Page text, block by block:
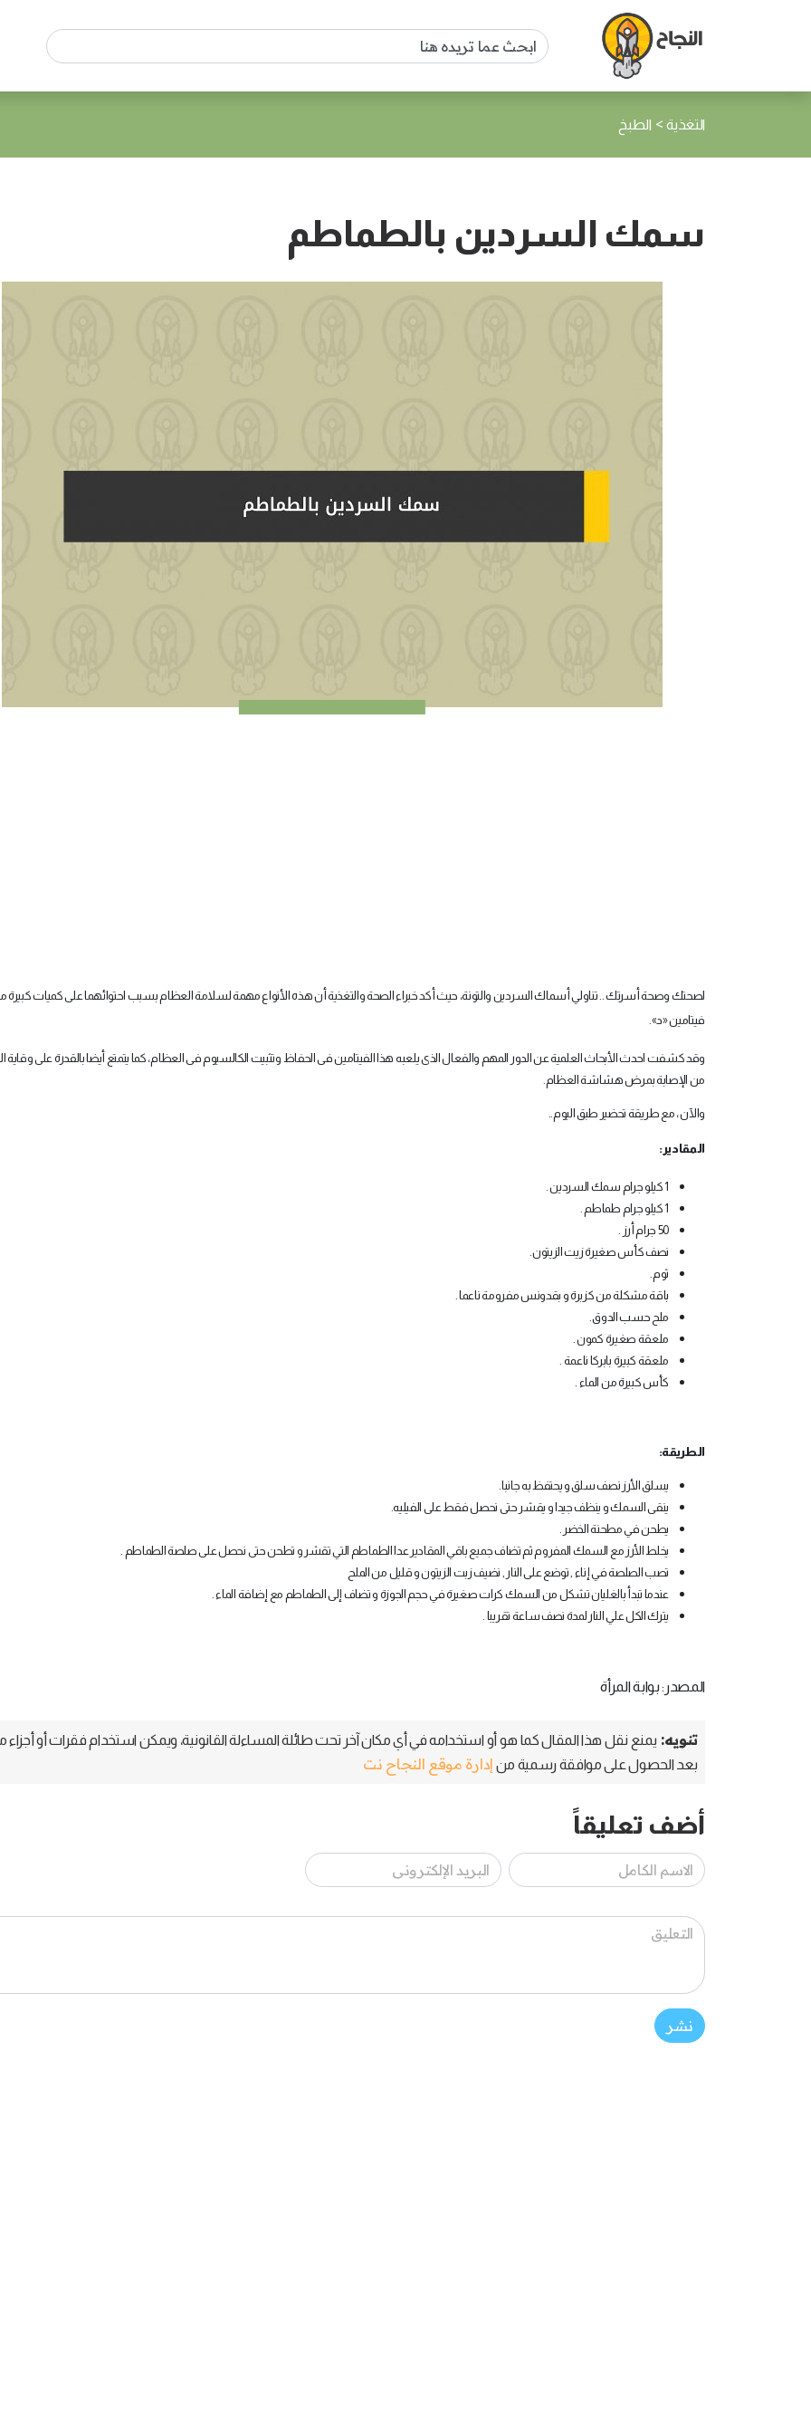
التغذية > الطبخ
سمك السردين بالطماطم
لصحتك وصحة أسرتك .. تناولي أسماك السردين والتونة، حيث أكد خبراء الصحة والتغذية أن هذه الأنواع مهمة لسلامة العظام بسبب احتوائهما على كميات كبيرة
فيتامين «د».
وقد كشفت احدث الأبحاث العلمية عن الدور المهم والفعال الذى يلعبه هذا الفيتامين فى الحفاظ وتثبيت الكالسيوم فى العظام، كما يتمتع أيضا بالقدرة على وقاية
من الإصابة بمرض هشاشة العظام.
والآن ، مع طريقة تحضير طبق اليوم..
المقادير:
1 كيلو جرام سمك السردين .
1 كيلو جرام طماطم .
50 جرام أرز .
نصف كأس صغيرة زيت الزيتون.
ثوم.
باقة مشكلة من كزبرة و بقدونس مفرومة ناعما .
ملح حسب الدوق.
ملعقة صغيرة كمون .
ملعقة كبيرة بابركا ناعمة .
كأس كبيرة من الماء .
الطريقة:
يسلق الأرز نصف سلق و يحتفظ به جانبا.
ينقى السمك و ينظف جيدا و يقشر حتى نحصل فقط على الفيليه.
يطحن في مطحنة الخضر .
يخلط الأرز مع السمك المفروم ثم تضاف جميع باقي المقادير عدا الطماطم التي تقشر و تطحن حتى نحصل على صلصة الطماطم .
تصب الصلصة في إناء , توضع على النار , نضيف زبت الزيتون و قليل من الملح
عندما تبدأ بالغليان تشكل من السمك كرات صغيرة في حجم الجوزة و تضاف إلى الطماطم مع إضافة الماء .
يترك الكل علي النار لمدة نصف ساعة تقريبا .
المصدر: بوابة المرأة
تنويه: يمنع نقل هذا المقال كما هو أو استخدامه في أي مكان آخر تحت طائلة المساءلة القانونية، ويمكن استخدام فقرات أو أجزاء
بعد الحصول على موافقة رسمية من إدارة موقع النجاح نت
أضف تعليقاً
نشر